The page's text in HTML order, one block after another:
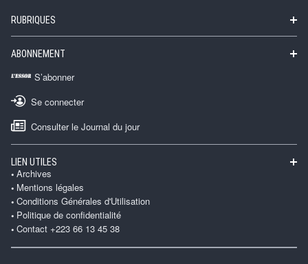
RUBRIQUES
ABONNEMENT
S’abonner
Se connecter
Consulter le Journal du jour
LIEN UTILES
Archives
Mentions légales
Conditions Générales d'Utilisation
Politique de confidentialité
Contact +223 66 13 45 38